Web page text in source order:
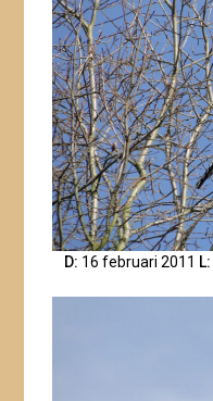
D: 16 februari 2011 L: